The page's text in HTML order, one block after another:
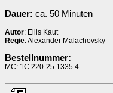
Dauer: ca. 50 Minuten
Autor: Ellis Kaut
Regie: Alexander Malachovsky
Bestellnummer:
MC: 1C 220-25 1335 4